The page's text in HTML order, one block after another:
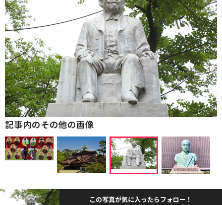
記事内のその他の画像
この写真が気に入ったらフォロー！